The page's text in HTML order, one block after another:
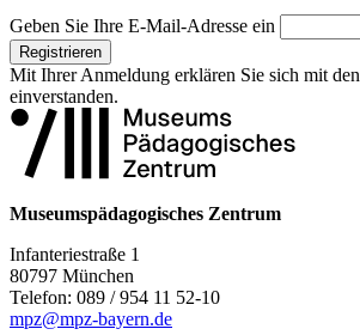
Geben Sie Ihre E-Mail-Adresse ein
Registrieren
Mit Ihrer Anmeldung erklären Sie sich mit den
einverstanden.
Museumspädagogisches Zentrum
Infanteriestraße 1
80797 München
Telefon: 089 / 954 11 52-10
mpz@mpz-bayern.de